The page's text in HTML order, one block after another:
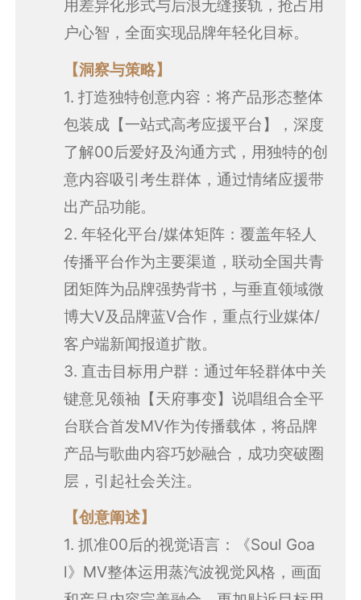
用差异化形式与后浪无缝接轨，抢占用
户心智，全面实现品牌年轻化目标。
【洞察与策略】
1. 打造独特创意内容：将产品形态整体
包装成【一站式高考应援平台】，深度
了解00后爱好及沟通方式，用独特的创
意内容吸引考生群体，通过情绪应援带
出产品功能。
2. 年轻化平台/媒体矩阵：覆盖年轻人
传播平台作为主要渠道，联动全国共青
团矩阵为品牌强势背书，与垂直领域微
博大V及品牌蓝V合作，重点行业媒体/
客户端新闻报道扩散。
3. 直击目标用户群：通过年轻群体中关
键意见领袖【天府事变】说唱组合全平
台联合首发MV作为传播载体，将品牌
产品与歌曲内容巧妙融合，成功突破圈
层，引起社会关注。
【创意阐述】
1. 抓准00后的视觉语言：《Soul Goa
l》MV整体运用蒸汽波视觉风格，画面